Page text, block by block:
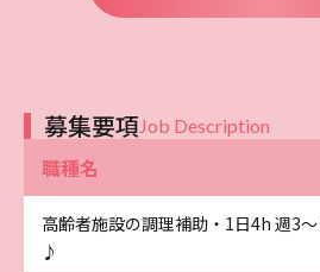
募集要項Job Description
職種名
高齢者施設の調理補助・1日4h 週3
♪